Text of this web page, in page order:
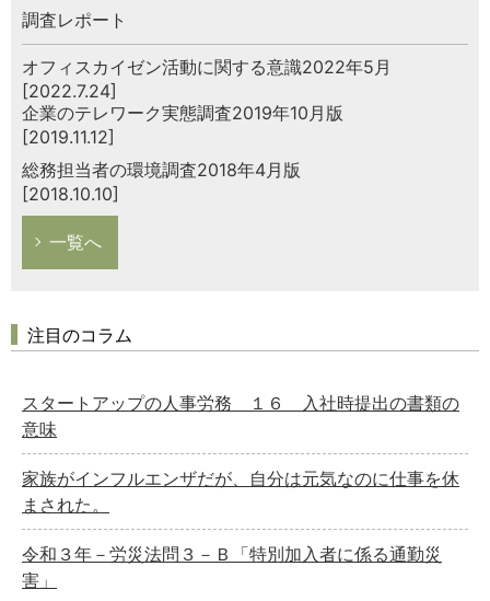
調査レポート
オフィスカイゼン活動に関する意識2022年5月
[2022.7.24]
企業のテレワーク実態調査2019年10月版
[2019.11.12]
総務担当者の環境調査2018年4月版
[2018.10.10]
一覧へ
注目のコラム
スタートアップの人事労務 １６ 入社時提出の書類の
意味
家族がインフルエンザだが、自分は元気なのに仕事を休
まされた。
令和３年－労災法問３－Ｂ「特別加入者に係る通勤災
害」